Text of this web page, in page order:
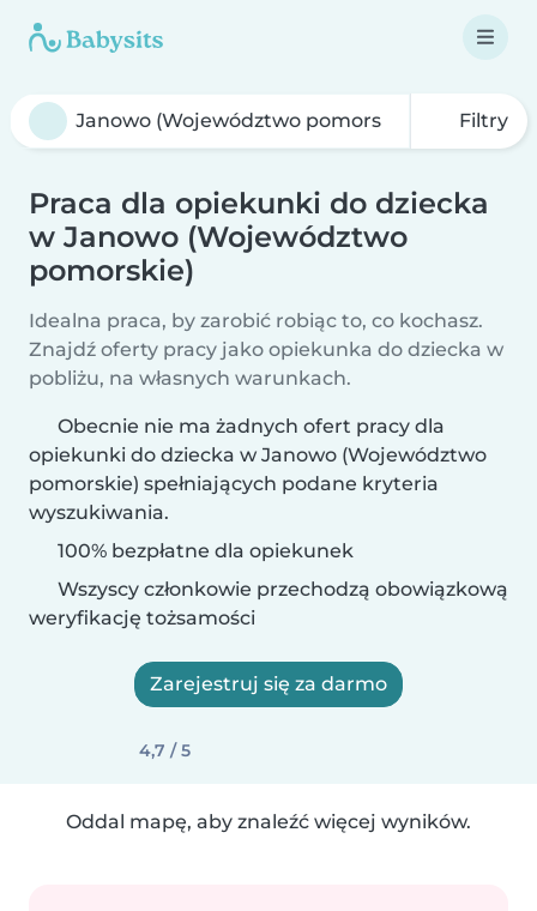
Filtry
Praca dla opiekunki do dziecka
w Janowo (Województwo
pomorskie)
Idealna praca, by zarobić robiąc to, co kochasz.
Znajdź oferty pracy jako opiekunka do dziecka w
pobliżu, na własnych warunkach.
Obecnie nie ma żadnych ofert pracy dla
opiekunki do dziecka w Janowo (Województwo
pomorskie) spełniających podane kryteria
wyszukiwania.
100% bezpłatne dla opiekunek
Wszyscy członkowie przechodzą obowiązkową
weryfikację tożsamości
Zarejestruj się za darmo
4,7 / 5
Oddal mapę, aby znaleźć więcej wyników.